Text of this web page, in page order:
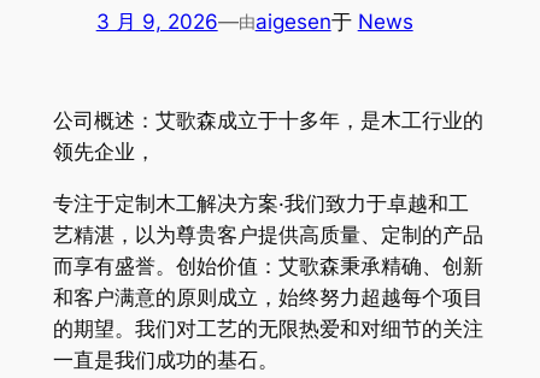
3 月 9, 2026—由aigesen于 News
公司概述：艾歌森成立于十多年，是木工行业的
领先企业，
专注于定制木工解决方案·我们致力于卓越和工
艺精湛，以为尊贵客户提供高质量、定制的产品
而享有盛誉。创始价值：艾歌森秉承精确、创新
和客户满意的原则成立，始终努力超越每个项目
的期望。我们对工艺的无限热爱和对细节的关注
一直是我们成功的基石。